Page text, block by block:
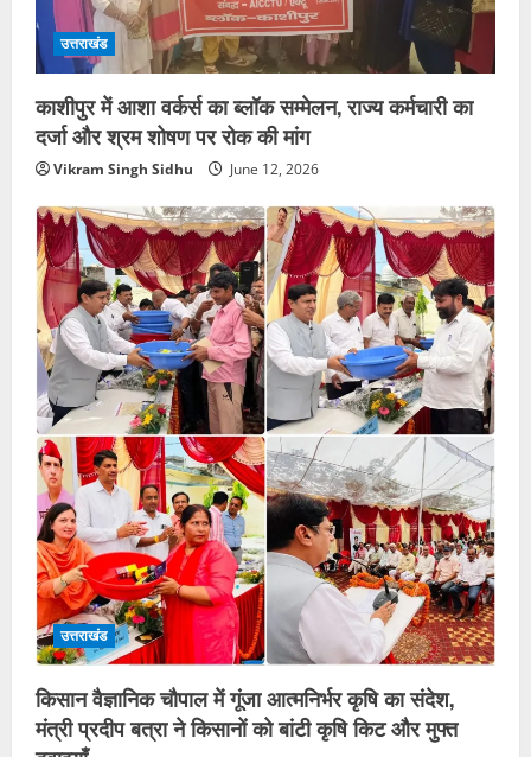
उत्तराखंड
काशीपुर में आशा वर्कर्स का ब्लॉक सम्मेलन, राज्य कर्मचारी का
दर्जा और श्रम शोषण पर रोक की मांग
Vikram Singh Sidhu June 12, 2026
उत्तराखंड
किसान वैज्ञानिक चौपाल में गूंजा आत्मनिर्भर कृषि का संदेश,
मंत्री प्रदीप बत्रा ने किसानों को बांटी कृषि किट और मुफ्त